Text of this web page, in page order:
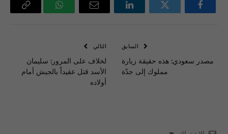
فيسبوك تويتر لينكدإن
البريد
واتساب Copy
السابق
مصدر سعودي: هذه حقيقة زيارة
مملوك إلى جدّة
التالي
لخلاف على المرور: سليمان
الأسد قتل عقيداً بالجيش أمام
أولاده